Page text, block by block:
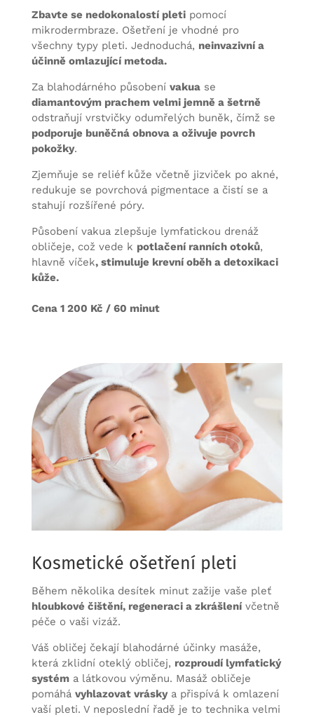
Zbavte se nedokonalostí pletipomocí
mikrodermbraze. Ošetření je vhodné pro
všechny typy pleti. Jednoduchá, neinvazivní a
účinně omlazující metoda.
Za blahodárného působení vakuase
diamantovým prachem velmi jemně a šetrně
odstraňují vrstvičky odumřelých buněk, čímž se
podporuje buněčná obnova a oživuje povrch
pokožky.
Zjemňuje se reliéf kůže včetně jizviček po akné,
redukuje se povrchová pigmentace a čistí se a
stahují rozšířené póry.
Působení vakua zlepšuje lymfatickou drenáž
obličeje, což vede k potlačení ranních otoků,
hlavně víček, stimuluje krevní oběh a detoxikaci
kůže.
Cena 1 200 Kč / 60 minut
Kosmetické ošetření pleti
Během několika desítek minut zažije vaše pleť
hloubkové čištění, regeneraci a zkrášlenívčetně
péče o vaši vizáž.
Váš obličej čekají blahodárné účinky masáže,
která zklidní oteklý obličej, rozproudí lymfatický
systéma látkovou výměnu. Masáž obličeje
pomáhá vyhlazovat vráskya přispívá k omlazení
vaší pleti. V neposlední řadě je to technika velmi